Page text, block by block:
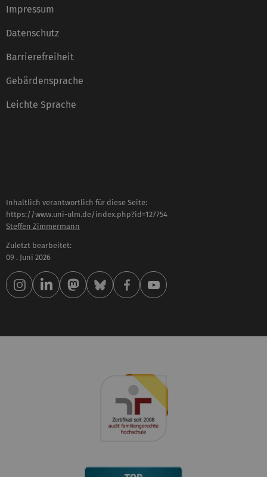
Impressum
Datenschutz
Barrierefreiheit
Gebärdensprache
Leichte Sprache
Inhaltlich verantwortlich für diese Seite:
https://www.uni-ulm.de/index.php?id=127754
Steffen Zimmermann
Zuletzt bearbeitet:
09 . Juni 2026